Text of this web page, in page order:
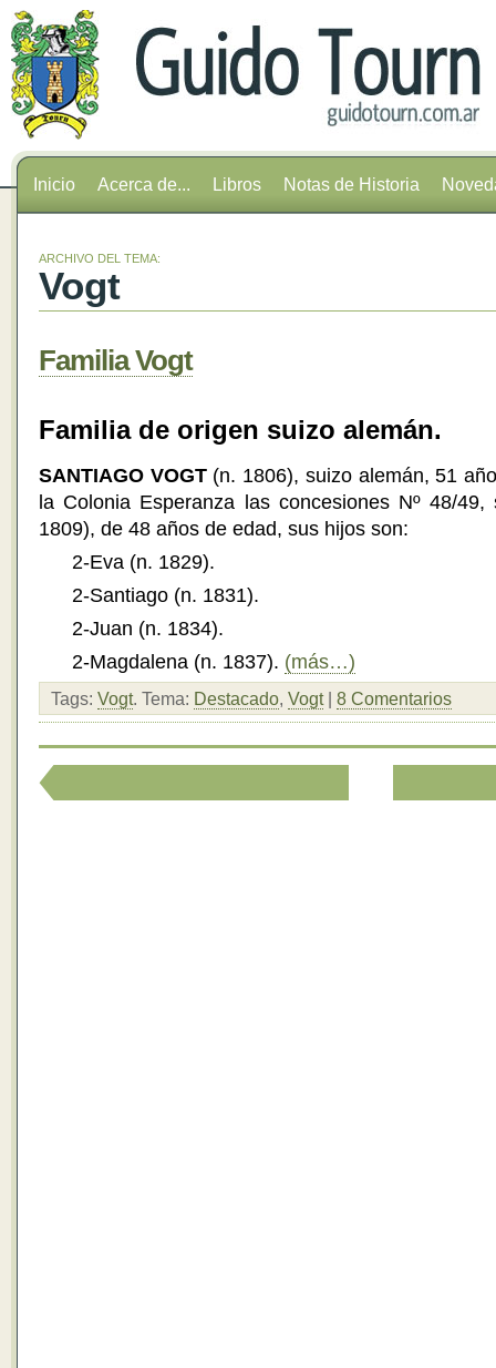
Inicio Acerca de... Libros Notas de Historia
ARCHIVO DEL TEMA:
Vogt
Familia Vogt
Familia de origen suizo alemán.
SANTIAGO VOGT(n. 1806), suizo alemán, 51
la Colonia Esperanza las concesiones Nº 48/
1809), de 48 años de edad, sus hijos son:
2-Eva (n. 1829).
2-Santiago (n. 1831).
2-Juan (n. 1834).
2-Magdalena (n. 1837). (más…)
Tags: Vogt. Tema: Destacado, Vogt| 8 Comentarios